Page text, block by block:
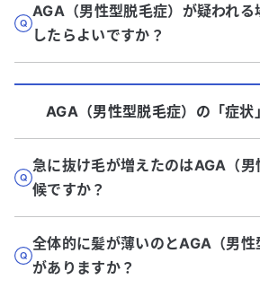
AGA（男性型脱毛症）が疑われる
したらよいですか？
AGA（男性型脱毛症） の「症状
急に抜け毛が増えたのはAGA（
候ですか？
全体的に髪が薄いのとAGA（男
がありますか？